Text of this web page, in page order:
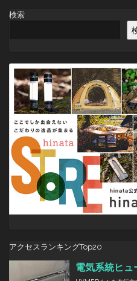
ビ
ゲ
検索
アクセスランキングTop20